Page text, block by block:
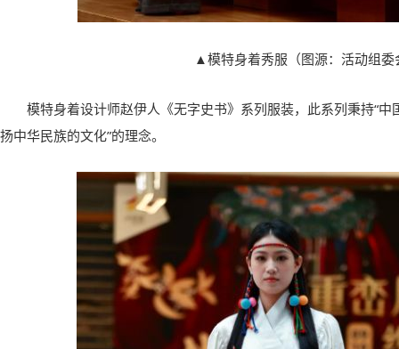
▲模特身着秀服（图源：活动组委
模特身着设计师赵伊人《无字史书》系列服装，此系列秉持“
扬中华民族的文化”的理念。